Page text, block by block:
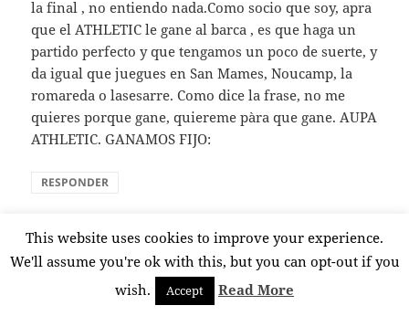
la final , no entiendo nada.Como socio que soy, apra
que el ATHLETIC le gane al barca , es que haga un
partido perfecto y que tengamos un poco de suerte, y
da igual que juegues en San Mames, Noucamp, la
romareda o lasesarre. Como dice la frase, no me
quieres porque gane, quiereme pàra que gane. AUPA
ATHLETIC. GANAMOS FIJO:
RESPONDER
Itziar Iriarte dice:
27 marzo, 2015 a las 23:32
Ramón me encanta tu optimismo. Me encantaría
This website uses cookies to improve your experience.
We'll assume you're ok with this, but you can opt-out if you
wish.
Accept Read More